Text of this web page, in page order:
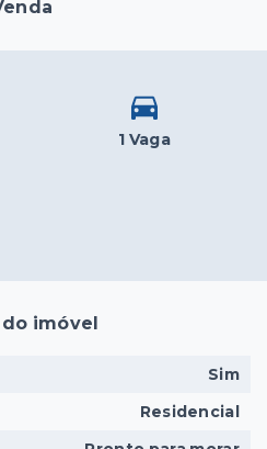
1 Vaga
do imóvel
Sim
Residencial